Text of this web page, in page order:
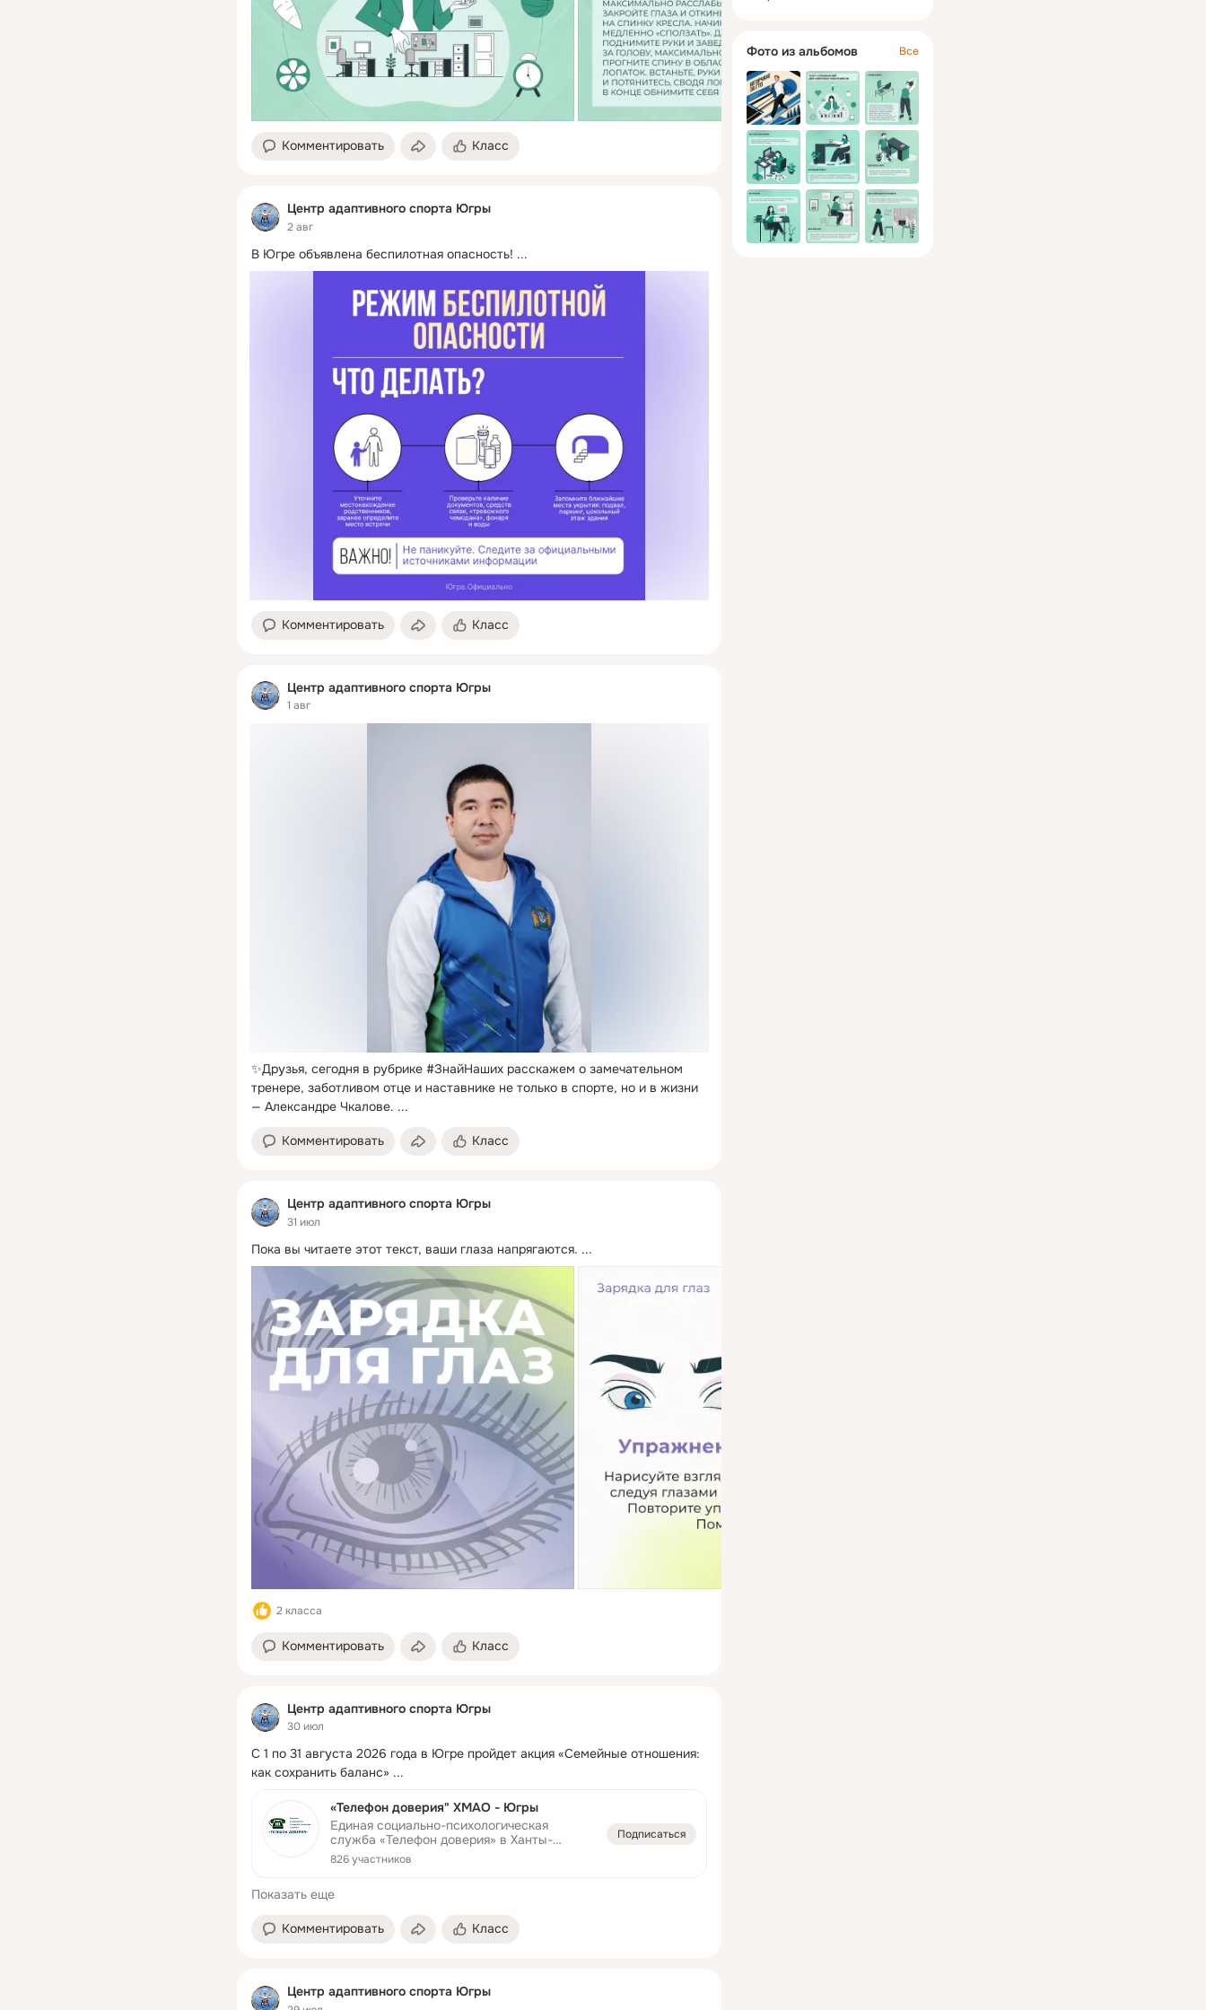
Комментировать Класс
Центр адаптивного спорта Югры
2 авг
В Югре объявлена беспилотная опасность! ...
Комментировать Класс
Центр адаптивного спорта Югры
1 авг
✨Друзья, сегодня в рубрике #ЗнайНаших расскажем о замечательном
тренере, заботливом отце и наставнике не только в спорте, но и в жизни
— Александре Чкалове. ...
Комментировать Класс
Центр адаптивного спорта Югры
31 июл
Пока вы читаете этот текст, ваши глаза напрягаются. ...
2 класса
Комментировать Класс
Центр адаптивного спорта Югры
30 июл
С 1 по 31 августа 2026 года в Югре пройдет акция «Семейные отношения:
как сохранить баланс» ...
«Телефон доверия" ХМАО - Югры
Единая социально-психологическая
служба «Телефон доверия» в Ханты-
Мансийском автономном округе - Югре
Группа создана для того, чтобы
Телефона Доверия и о вопросах, которые
телефона доверия
826 участников
Подписаться
Показать еще
Комментировать Класс
Центр адаптивного спорта Югры
Фото из альбомов Все